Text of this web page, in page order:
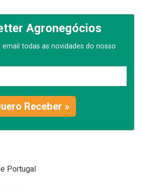
Agronegócios
email todas as novidades do nosso
Receber »
Portugal